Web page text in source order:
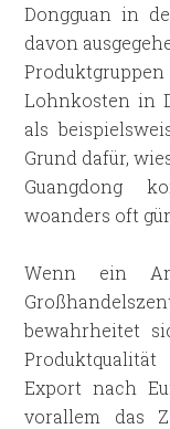
Dongguan in
davon
Lohnkosten in
als
Grund dafür,
Guangdong
woanders oft
Wenn ein
bewahrheitet
Export nach
vorallem das